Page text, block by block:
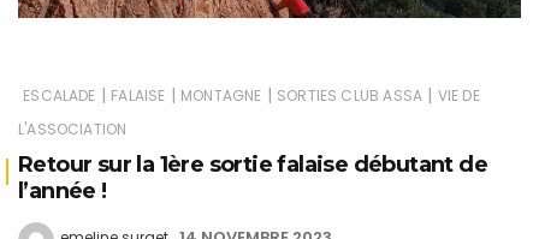
ESCALADE | FALAISE | MONTAGNE | SORTIES CLUB ASSA | VIE DE
L'ASSOCIATION
Retour sur la 1ère sortie falaise débutant de
l’année !